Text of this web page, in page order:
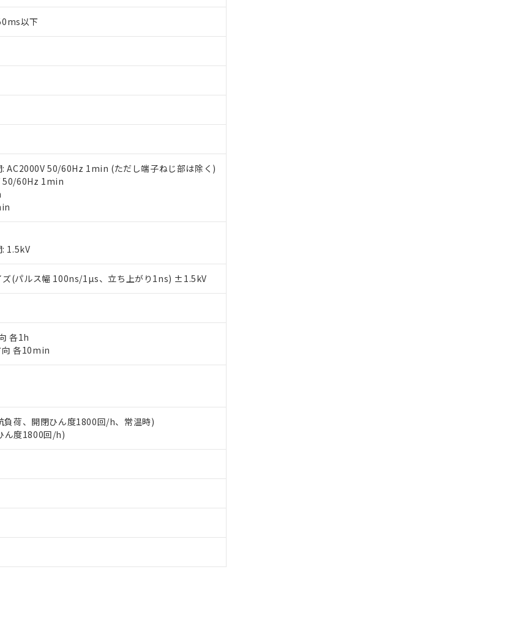
以下
AC2000V 50/60Hz 1min (ただし端子ねじ部は除く)
50/60Hz 1min
1.5kV
ズ(パルス幅 100ns/1µs、立ち上がり1ns) ±1.5kV
各1h
各10min
負荷、開閉ひん度1800回/h、常温時)
ん度1800回/h)
き、同意のうえご利用ください。
扱商品の中には、本サービスの対象外となる商品もあることをご了承ください。
価格照会結果は、記載している更新日時点での社内データに基づき作成されるも
た時点での実際の在庫および標準価格とは異なる場合があることをご了承くださ
ください。
売店や当社販売拠点は「販売ネットワーク
」をご確認ください。
価格結果を当社の事前の承諾なく第三者に漏洩または開示しないようお願いしま
品リスト作成サービス）をご利用いただくには、I-Webメンバーズにご登録され
ービスに関するお客様との取引・商談に必要な範囲で利用することをご了承くだ
とは、"個人情報の共同利用に関して"
の「1.共同利用者の範囲」に記載されて
。
令（10物質）の非含有の対応状況を調査中または確認中の商品です。
ど無形物で、有害物質有無と関係のない商品です。
含有部品としていたものが、含有品と判明した場合などやむを得ず変更すること
1000ppm以下、 カドミウム(Cd) 100ppm以下、
ル酸ジイソブチル (DIBP) 1000ppm以下
どにより、予定月が前後することがあります。
ロード
ンロードすることができます。
の非含有証明書
社基準）
酸エステル類４物質の対応では、対応完了までの期間は出荷製品に未対応品が
対応日を記載しておりました。
庫切替を完了していることから、特段のことがない限り、2022年1月12日よ
率が中国RoHSの基準値以下であることを示します。
率が中国RoHSの基準値を超えていることを示します。
販売部門へお問い合わせください。
：
、 Cd(カドミウム) : 100ppm、
ポリ臭化ビフェニル類) : 1000ppm、 PBDEs(ポリ臭化ジフェニルエーテル類) : 1000ppm、
、 DIBP(フタル酸ジイソブチル) : 1000ppm、 BBP(フタル酸ブチルベンジル) : 1000ppm、
シル)) : 1000ppm
）のすべてが基準値以下であることを示します。
販売部門へお問い合わせください。
製品のうち、外国為替および外国貿易法に定める商品（以下｢規制貨物等」とい
外への提供する場合は、日本国政府の輸出許可(または役務取引許可)を取得する
棄する場合は、完全に破砕するなど、違法に輸出されないよう必要な手段を講じ
核兵器、ミサイル、化学兵器、生物兵器またはその他武器並びにこれらの製造装
しません。
第三者に販売する場合は、上記1、2および3の内容を当該第三者に通知します。
および販売に係わる関係者が違法に輸出するおそれがある場合は、取り引きをい
あり
ないが在庫あり
在庫状況については、お客様のお取引先、またはお客様担当のオムロン制御
社販売員にご確認ください)